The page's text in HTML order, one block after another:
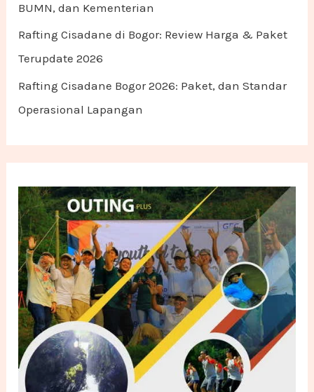
BUMN, dan Kementerian
Rafting Cisadane di Bogor: Review Harga & Paket
Terupdate 2026
Rafting Cisadane Bogor 2026: Paket, dan Standar
Operasional Lapangan